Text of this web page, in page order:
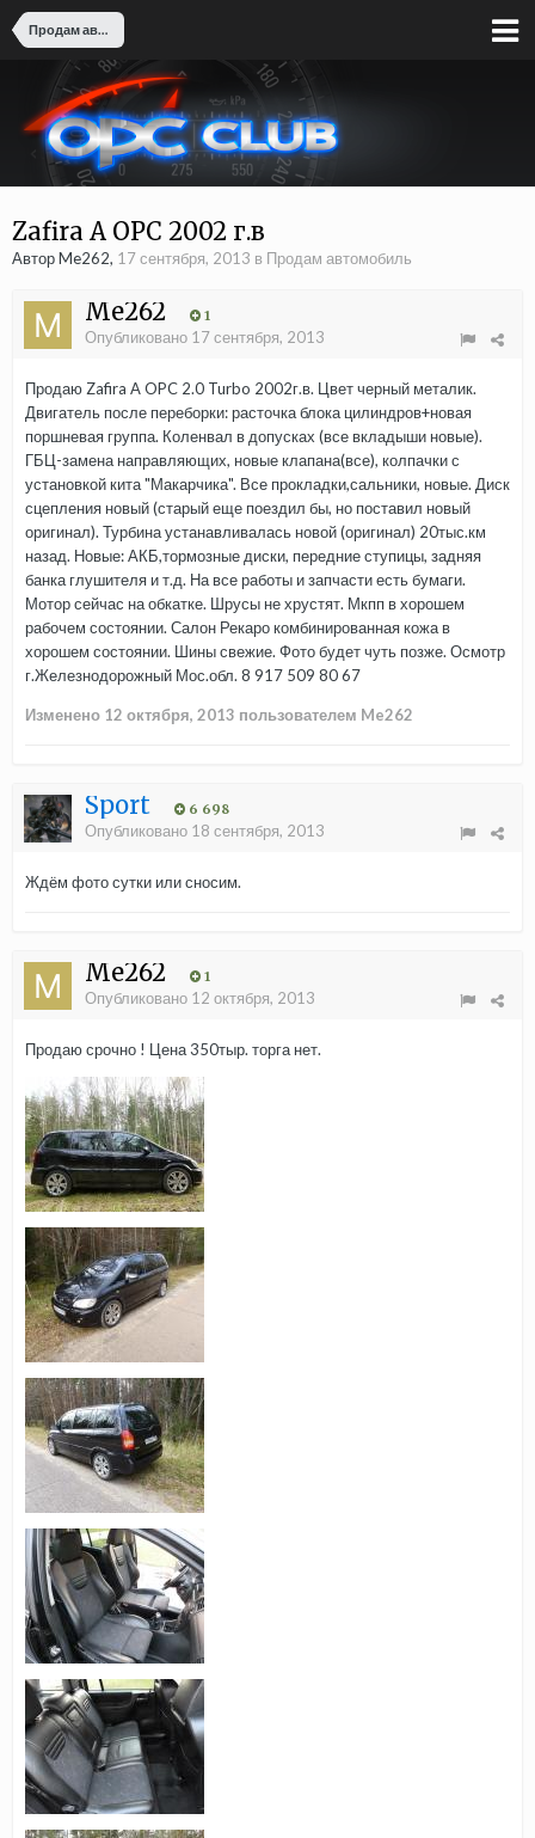
Продам автомобиль
Zafira A OPC 2002 г.в
Автор Me262, 17 сентября, 2013 в Продам автомобиль
Me262 1
Опубликовано 17 сентября, 2013
Продаю Zafira A OPC 2.0 Turbo 2002г.в. Цвет черный металик.
Двигатель после переборки: расточка блока цилиндров+новая
поршневая группа. Коленвал в допусках (все вкладыши новые).
ГБЦ-замена направляющих, новые клапана(все), колпачки с
установкой кита "Макарчика". Все прокладки,сальники, новые. Диск
сцепления новый (старый еще поездил бы, но поставил новый
оригинал). Турбина устанавливалась новой (оригинал) 20тыс.км
назад. Новые: АКБ,тормозные диски, передние ступицы, задняя
банка глушителя и т.д. На все работы и запчасти есть бумаги.
Мотор сейчас на обкатке. Шрусы не хрустят. Мкпп в хорошем
рабочем состоянии. Салон Рекаро комбинированная кожа в
хорошем состоянии. Шины свежие. Фото будет чуть позже. Осмотр
г.Железнодорожный Мос.обл. 8 917 509 80 67
Изменено 12 октября, 2013 пользователем Me262
Sport 6 698
Опубликовано 18 сентября, 2013
Ждём фото сутки или сносим.
Me262 1
Опубликовано 12 октября, 2013
Продаю срочно ! Цена 350тыр. торга нет.